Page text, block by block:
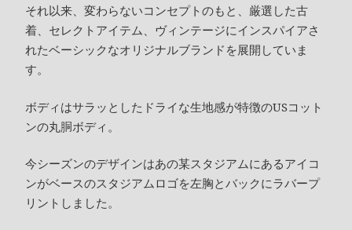
それ以来、変わらないコンセプトのもと、厳選した古
着、セレクトアイテム、ヴィンテージにインスパイアさ
れたベーシックなオリジナルブランドを展開していま
す。
ボディはサラッとしたドライな生地感が特徴のUSコット
ンの丸胴ボディ。
今シーズンのデザインはあの某スタジアムにあるアイコ
ンがベースのスタジアムロゴを左胸とバックにラバープ
リントしました。